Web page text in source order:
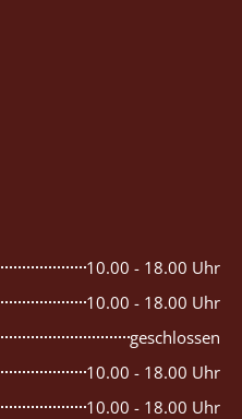
10.00 - 18.00 Uhr
10.00 - 18.00 Uhr
geschlossen
10.00 - 18.00 Uhr
10.00 - 18.00 Uhr